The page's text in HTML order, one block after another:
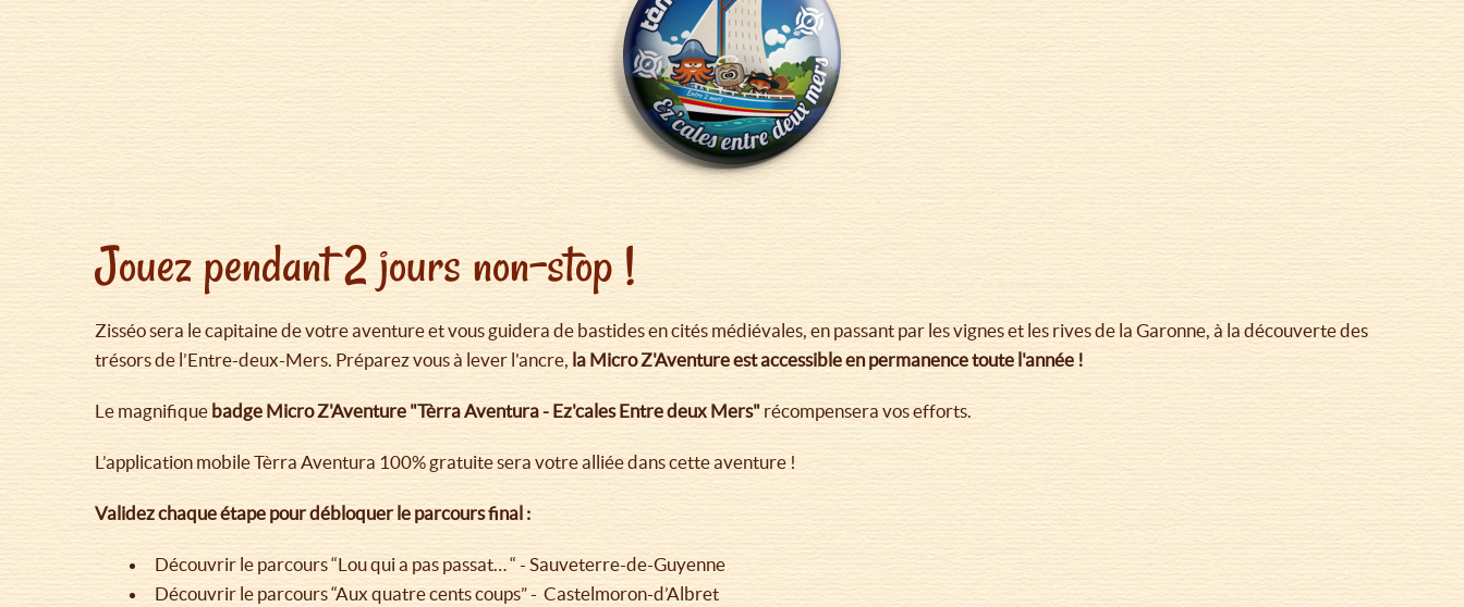
Jouez pendant 2 jours non-stop !
Zisséo sera le capitaine de votre aventure et vous guidera de bastides en cités médiévales, en passant par les vignes et les rives de la Garonne, à la découverte des
trésors de l’Entre-deux-Mers. Préparez vous à lever l'ancre, la Micro Z'Aventure est accessible en permanence toute l'année !
Le magnifique badge Micro Z'Aventure "Tèrra Aventura - Ez'cales Entre deux Mers" récompensera vos efforts.
L’application mobile Tèrra Aventura 100% gratuite sera votre alliée dans cette aventure !
Validez chaque étape pour débloquer le parcours final :
Découvrir le parcours “Lou qui a pas passat… “ - Sauveterre-de-Guyenne
Découvrir le parcours “Aux quatre cents coups” - Castelmoron-d’Albret